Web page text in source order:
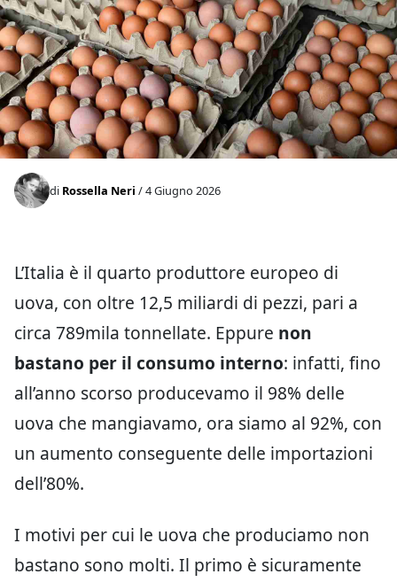
di Rossella Neri / 4 Giugno 2026
L’Italia è il quarto produttore europeo di
uova, con oltre 12,5 miliardi di pezzi, pari a
circa 789mila tonnellate. Eppure non
bastano per il consumo interno: infatti, fino
all’anno scorso producevamo il 98% delle
uova che mangiavamo, ora siamo al 92%, con
un aumento conseguente delle importazioni
dell’80%.
I motivi per cui le uova che produciamo non
bastano sono molti. Il primo è sicuramente